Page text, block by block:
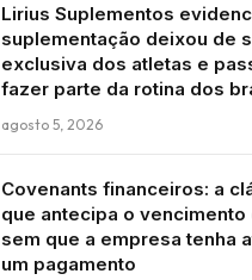
Lirius Suplementos
suplementação deixou de
exclusiva dos atletas e
fazer parte da rotina dos
agosto 5, 2026
Covenants financeiros: a
que antecipa o vencimento
sem que a empresa tenha
um pagamento